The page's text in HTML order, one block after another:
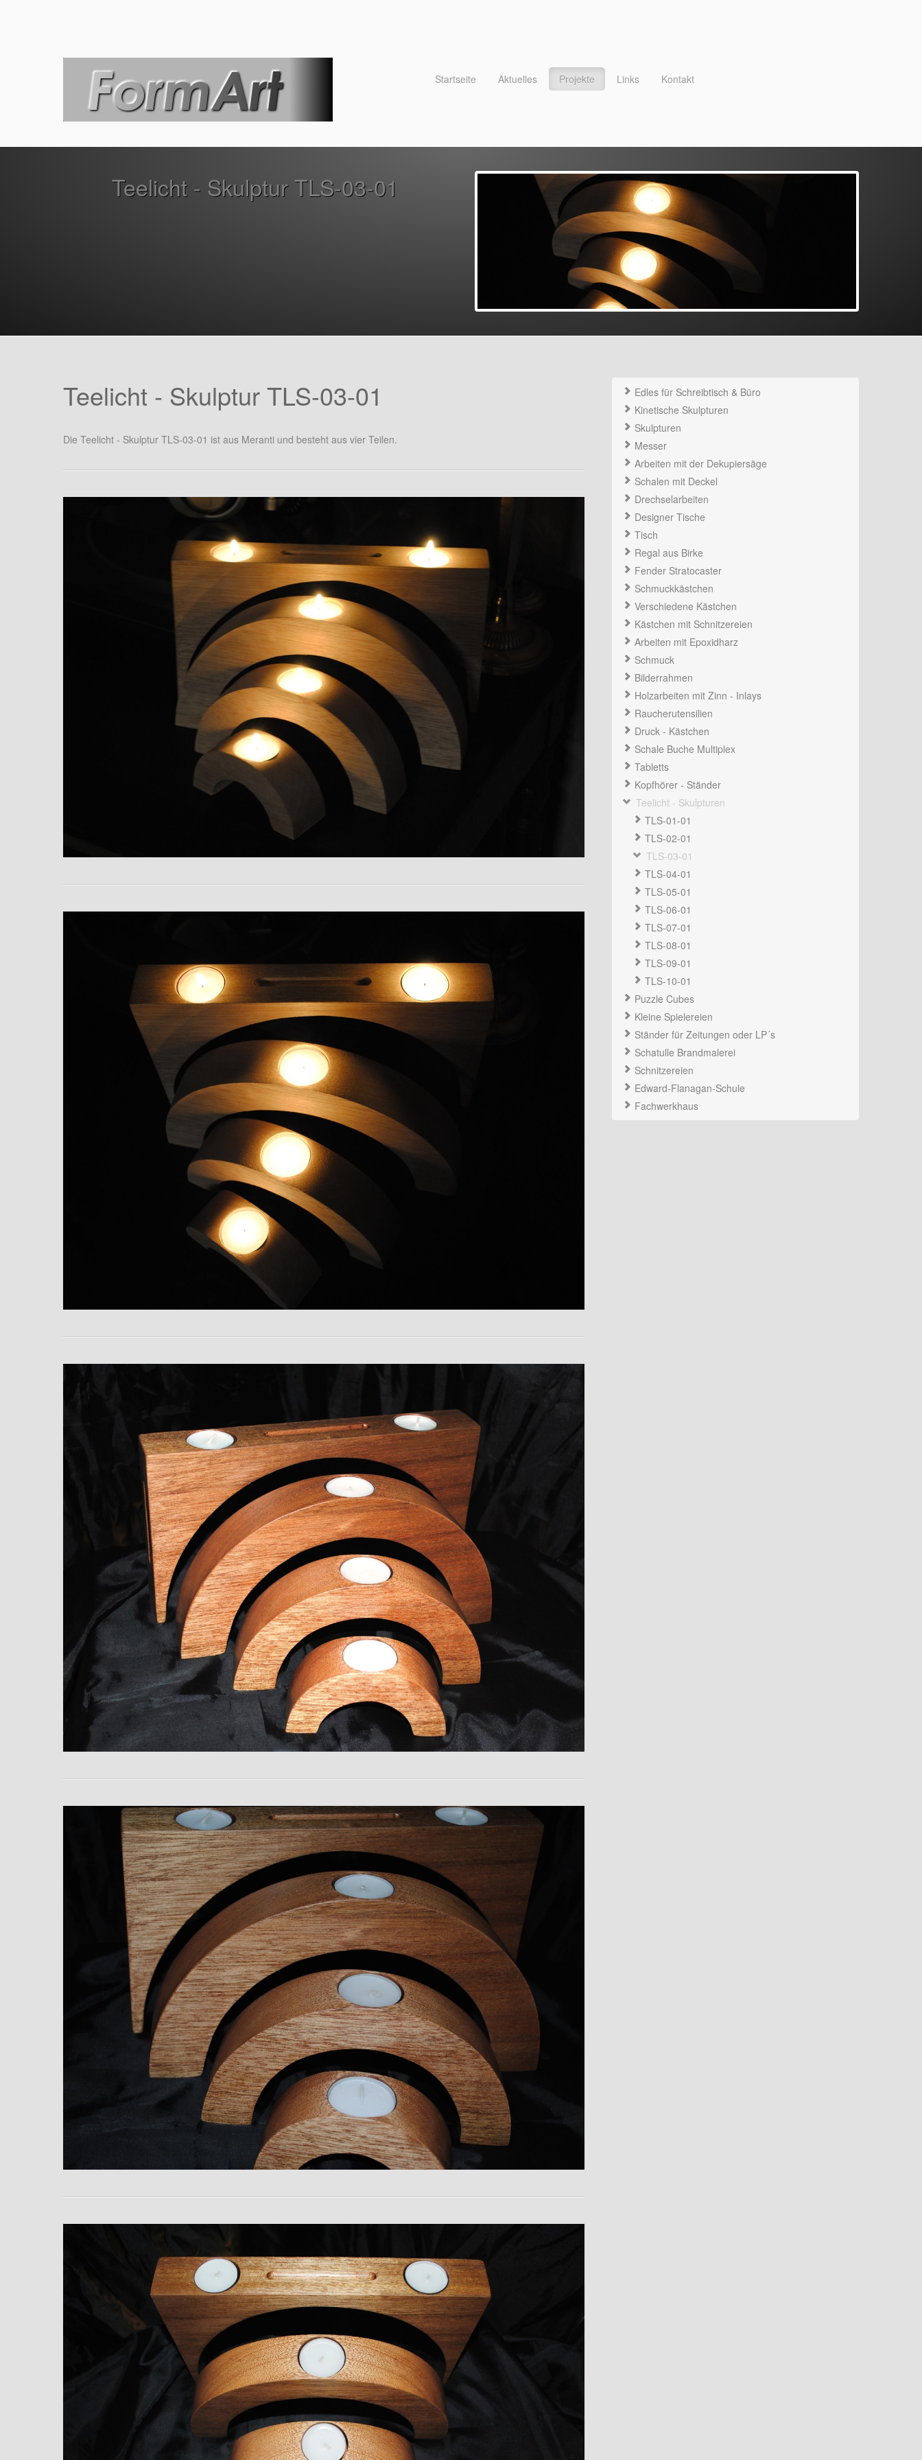
Startseite Aktuelles Projekte Links Kontakt
Teelicht - Skulptur TLS-03-01
Edles für Schreibtisch & Büro
Kinetische Skulpturen
Skulpturen
Messer
Arbeiten mit der Dekupiersäge
Schalen mit Deckel
Drechselarbeiten
Designer Tische
Tisch
Regal aus Birke
Fender Stratocaster
Schmuckkästchen
Verschiedene Kästchen
Kästchen mit Schnitzereien
Arbeiten mit Epoxidharz
Schmuck
Bilderrahmen
Holzarbeiten mit Zinn - Inlays
Raucherutensilien
Druck - Kästchen
Schale Buche Multiplex
Tabletts
Kopfhörer - Ständer
Teelicht - Skulpturen
TLS-01-01
TLS-02-01
TLS-03-01
TLS-04-01
TLS-05-01
TLS-06-01
TLS-07-01
TLS-08-01
TLS-09-01
TLS-10-01
Puzzle Cubes
Kleine Spielereien
Ständer für Zeitungen oder LP´s
Schatulle Brandmalerei
Schnitzereien
Edward-Flanagan-Schule
Fachwerkhaus
Teelicht - Skulptur TLS-03-01
Die Teelicht - Skulptur TLS-03-01 ist aus Meranti und besteht aus vier Teilen.